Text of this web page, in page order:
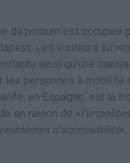
du podium est occupée
Les visiteurs lui
ainsi qu’une
les personnes à mobilité
en Espagne, est la
en raison de «
d’accessibilité